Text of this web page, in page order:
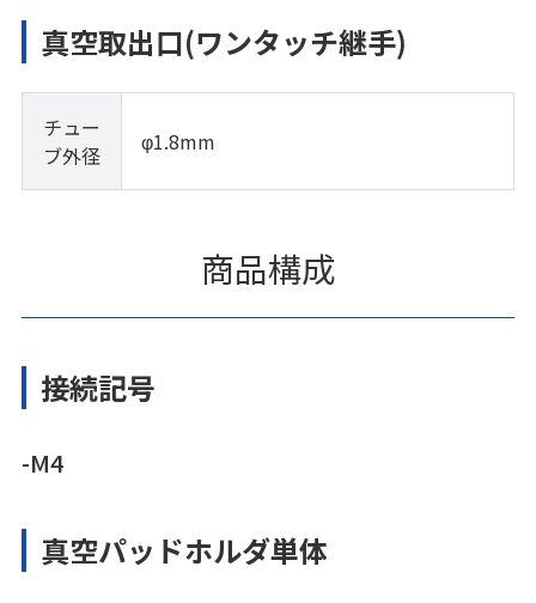
真空取出口(ワンタッチ継手)
チュー
ブ外径
φ1.8mm
商品構成
接続記号
-M4
真空パッドホルダ単体